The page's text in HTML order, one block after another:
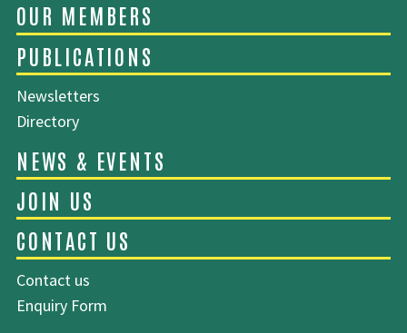
SITEMAP
ABOUT EMCA
EXECUTIVE COMMITTEE
Newsletters
Directory
Contact us
Enquiry Form